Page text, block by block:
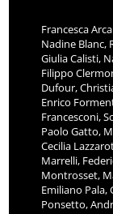
Francesca
Nadine Blanc,
Giulia Calisti,
Filippo
Dufour,
Enrico
Francesconi,
Paolo Gatto,
Cecilia
Marrelli,
Montrosset,
Emiliano Pala,
Ponsetto,